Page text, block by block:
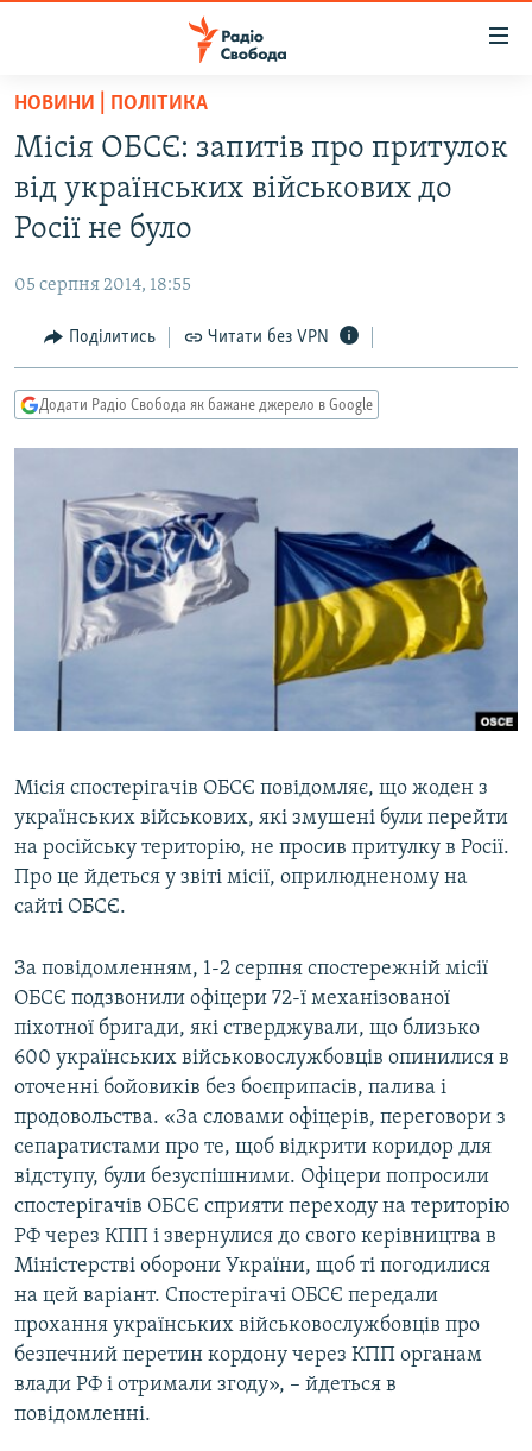
Перейти
основного
матеріалу
Перейти
до
основної
навігації
Перейти
до
пошуку
СТАТТІ
ЕКОНОМІКА
СУСПІЛЬСТВО
СВІТ
РОСІЙСЬКА «ФІЛЬТРАЦІЯ»
ДОНБАС.РЕАЛІЇ
ТИ ЯК?
КИТАЙ.ВИКЛИКИ
МУЛЬТИМЕДІА
СПЕЦПРОЄКТИ
РУС
УКР
КТАТ
Усі сайти RFE/RL
НОВИНИ | ПОЛІТИКА
Місія ОБСЄ: запитів про притулок
від українських військових до
Росії не було
05 серпня 2014, 18:55
Поділитись Читати без VPN
Додати Радіо Свобода як бажане джерело в Google
Місія спостерігачів ОБСЄ повідомляє, що жоден з
українських військових, які змушені були перейти
на російську територію, не просив притулку в Росії.
Про це йдеться у звіті місії, оприлюдненому на
сайті ОБСЄ.
За повідомленням, 1-2 серпня спостережній місії
ОБСЄ подзвонили офіцери 72-ї механізованої
піхотної бригади, які стверджували, що близько
600 українських військовослужбовців опинилися в
оточенні бойовиків без боєприпасів, палива і
продовольства. «За словами офіцерів, переговори з
сепаратистами про те, щоб відкрити коридор для
відступу, були безуспішними. Офіцери попросили
спостерігачів ОБСЄ сприяти переходу на територію
РФ через КПП і звернулися до свого керівництва в
Міністерстві оборони України, щоб ті погодилися
на цей варіант. Спостерігачі ОБСЄ передали
прохання українських військовослужбовців про
безпечний перетин кордону через КПП органам
влади РФ і отримали згоду», – йдеться в
повідомленні.